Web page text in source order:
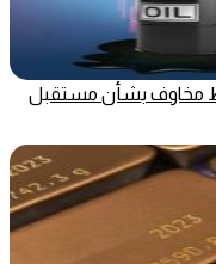
مخاوف بشأن مستقبل